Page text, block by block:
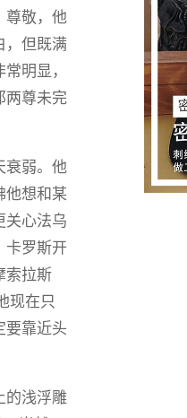
尊敬，他
，但既满
明显，
两尊未完
衰弱。他
他想和某
关心法乌
卡罗斯开
索拉斯
现在只
要靠近头
的浅浮雕